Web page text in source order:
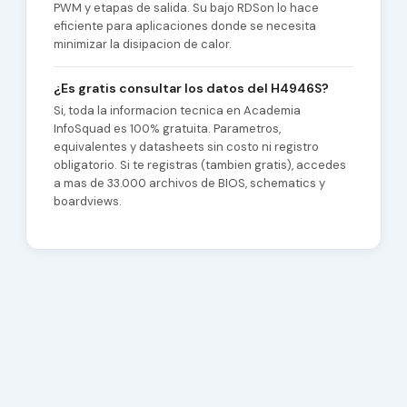
PWM y etapas de salida. Su bajo RDSon lo hace
eficiente para aplicaciones donde se necesita
minimizar la disipacion de calor.
¿Es gratis consultar los datos del H4946S?
Si, toda la informacion tecnica en Academia
InfoSquad es 100% gratuita. Parametros,
equivalentes y datasheets sin costo ni registro
obligatorio. Si te registras (tambien gratis), accedes
a mas de 33.000 archivos de BIOS, schematics y
boardviews.